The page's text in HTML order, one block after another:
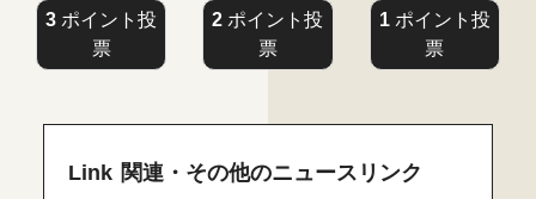
3 ポイント投
票
2 ポイント投
票
1ポイント投
票
Link 関連・その他のニュースリンク